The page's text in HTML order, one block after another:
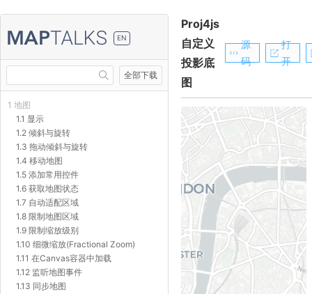
EN
全部下载
1 地图
1.1 显示
1.2 倾斜与旋转
1.3 拖动倾斜与旋转
1.4 移动地图
1.5 添加常用控件
1.6 获取地图状态
1.7 自动适配区域
1.8 限制地图区域
1.9 限制缩放级别
1.10 细微缩放(Fractional Zoom)
1.11 在Canvas容器中加载
1.12 监听地图事件
1.13 同步地图
Proj4js
自定义
投影底
图
源
码
打
开